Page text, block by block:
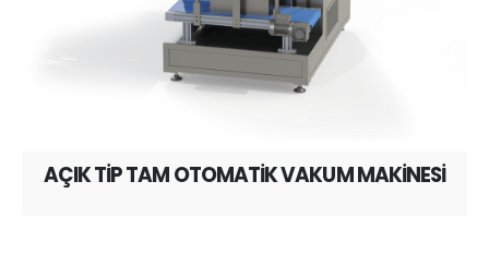
AÇIK TİP TAM OTOMATİK VAKUM MAKİNESİ